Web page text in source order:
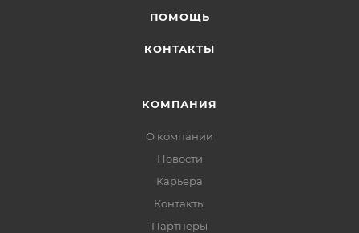
ПОМОЩЬ
КОНТАКТЫ
КОМПАНИЯ
О компании
Новости
Карьера
Контакты
Партнеры